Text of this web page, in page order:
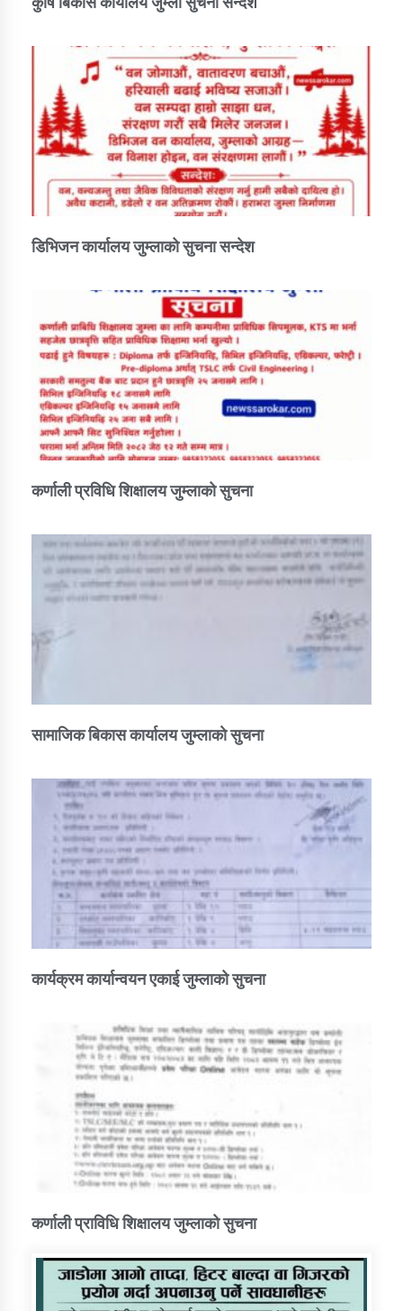
डिभिजन कार्यालय जुम्लाको सुचना सन्देश
कर्णाली प्रविधि शिक्षालय जुम्लाको सुचना
सामाजिक बिकास कार्यालय जुम्लाकाे सुचना
कार्यक्रम कार्यान्वयन एकाई जुम्लाको सुचना
कर्णाली प्राविधि शिक्षालय जुम्लाको सुचना